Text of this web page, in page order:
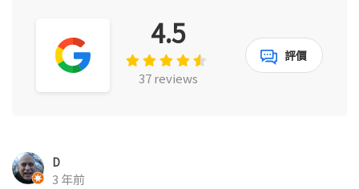
4.5
37 reviews
評價
D
3 年前